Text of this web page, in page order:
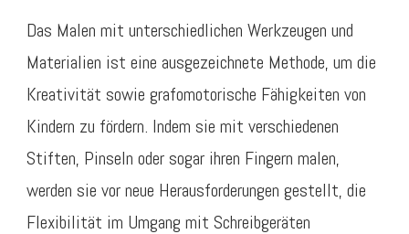
Das Malen mit unterschiedlichen Werkzeugen und
Materialien ist eine ausgezeichnete Methode, um die
Kreativität sowie grafomotorische Fähigkeiten von
Kindern zu fördern. Indem sie mit verschiedenen
Stiften, Pinseln oder sogar ihren Fingern malen,
werden sie vor neue Herausforderungen gestellt, die
Flexibilität im Umgang mit Schreibgeräten